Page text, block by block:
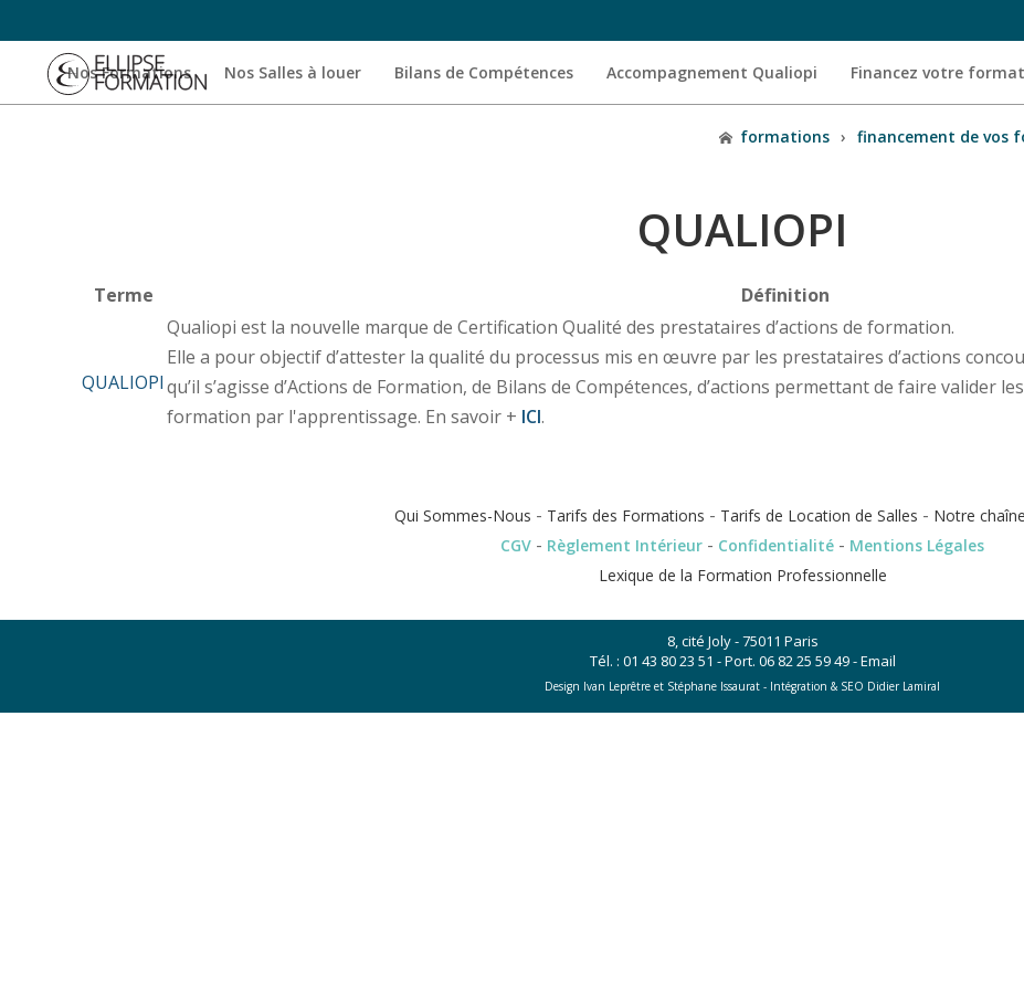
Nos Formations Nos Salles à louer Bilans de Compétences Accompagnement Qualiopi Financez votre
formations › financement de vos
QUALIOPI
Terme Définition
QUALIOPI
Qualiopi est la nouvelle marque de Certification Qualité des prestataires d’actions de formation.
Elle a pour objectif d’attester la qualité du processus mis en œuvre par les prestataires d’actions
qu’il s’agisse d’Actions de Formation, de Bilans de Compétences, d’actions permettant de faire valider
formation par l'apprentissage. En savoir + ICI.
Qui Sommes-Nous - Tarifs des Formations - Tarifs de Location de Salles - Notre
CGV - Règlement Intérieur - Confidentialité - Mentions Légales
Lexique de la Formation Professionnelle
8, cité Joly - 75011 Paris
Tél. : 01 43 80 23 51 - Port. 06 82 25 59 49-Email
Design Ivan Leprêtre et Stéphane Issaurat - Intégration & SEO Didier Lamiral